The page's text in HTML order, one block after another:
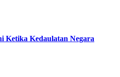
Ketika Kedaulatan Negara